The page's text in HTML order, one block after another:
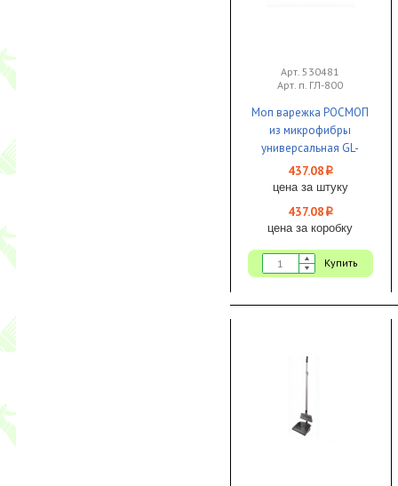
Арт. 530481
Арт. п. ГЛ-800
Моп варежка РОСМОП
из микрофибры
универсальная GL-
800 1/25
437.08 i
цена за штуку
437.08 i
цена за коробку
Купить